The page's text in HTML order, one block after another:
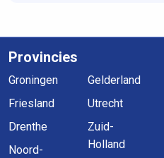
Provincies
Groningen
Friesland
Drenthe
Noord-
Gelderland
Utrecht
Zuid-
Holland